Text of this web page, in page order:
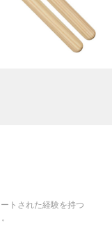
トされた経験を持つ